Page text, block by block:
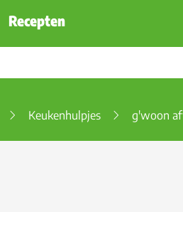
Recepten
Keukenhulpjes g'woon